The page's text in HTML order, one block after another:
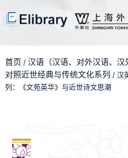
首页 / 汉语（汉语、对外汉语、汉
对照近世经典与传统文化系列 / 汉
列：《文苑英华》与近世诗文思潮